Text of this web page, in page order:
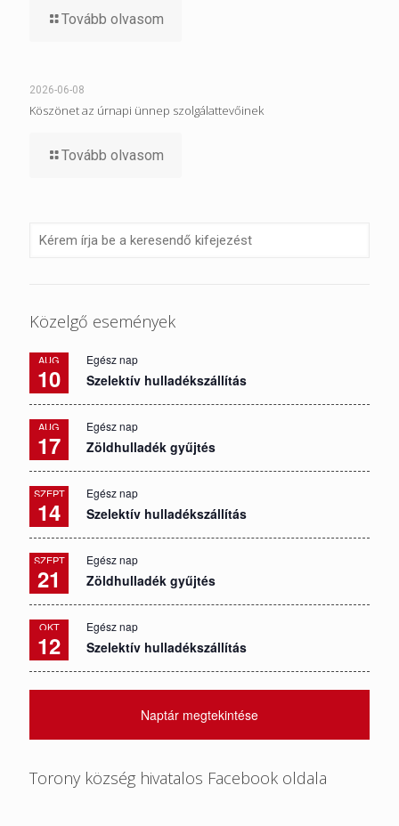
Tovább olvasom
2026-06-08
Köszönet az úrnapi ünnep szolgálattevőinek
Tovább olvasom
Közelgő események
AUG
10
Egész nap
Szelektív hulladékszállítás
AUG
17
Egész nap
Zöldhulladék gyűjtés
SZEPT
14
Egész nap
Szelektív hulladékszállítás
SZEPT
21
Egész nap
Zöldhulladék gyűjtés
OKT
12
Egész nap
Szelektív hulladékszállítás
Naptár megtekintése
Torony község hivatalos Facebook oldala